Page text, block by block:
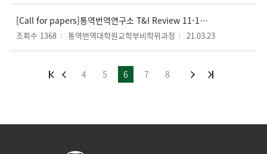
[Call for papers]통역번역연구소 T&I Review 11-1권 투고 안내(연장)
조회수 1368 통역번역대학원교학부비학위과정 21.03.23
4 5 6 7 8